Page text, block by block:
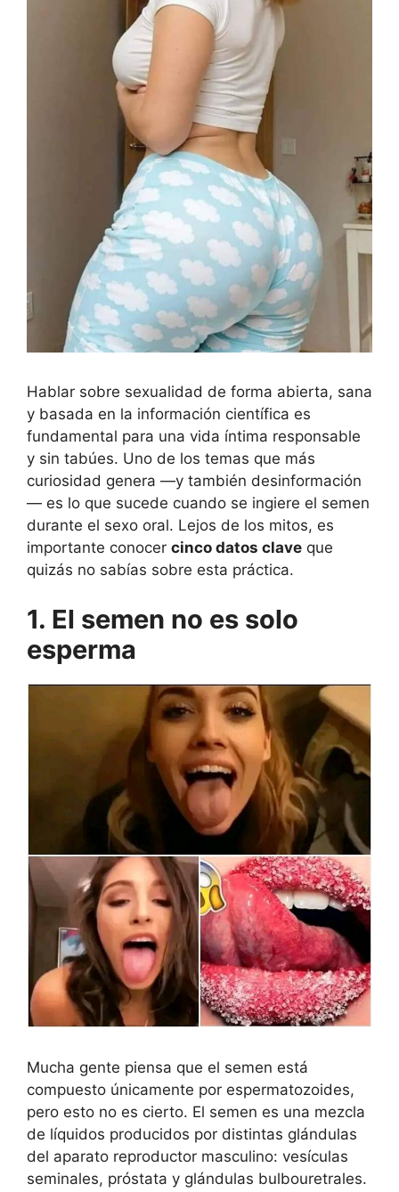
Hablar sobre sexualidad de forma abierta, sana
y basada en la información científica es
fundamental para una vida íntima responsable
y sin tabúes. Uno de los temas que más
curiosidad genera —y también desinformación
— es lo que sucede cuando se ingiere el semen
durante el sexo oral. Lejos de los mitos, es
importante conocer cinco datos clave que
quizás no sabías sobre esta práctica.
1. El semen no es solo
esperma
Mucha gente piensa que el semen está
compuesto únicamente por espermatozoides,
pero esto no es cierto. El semen es una mezcla
de líquidos producidos por distintas glándulas
del aparato reproductor masculino: vesículas
seminales, próstata y glándulas bulbouretrales.